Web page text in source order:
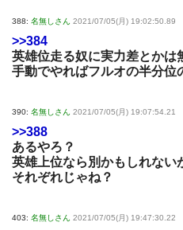
388: 名無しさん 2021/07/05(月) 19:02:50.89
>>384
英雄位走る奴に実力差とかは
手動でやればフルオの半分位
390: 名無しさん 2021/07/05(月) 19:07:54.21
>>388
あるやろ？
英雄上位なら別かもしれない
それぞれじゃね？
403: 名無しさん 2021/07/05(月) 19:47:30.22